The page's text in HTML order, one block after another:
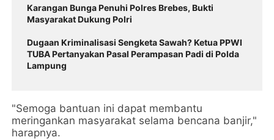
Karangan Bunga Penuhi Polres Brebes, Bukti
Masyarakat Dukung Polri
Dugaan Kriminalisasi Sengketa Sawah? Ketua PPWI
TUBA Pertanyakan Pasal Perampasan Padi di Polda
Lampung
"Semoga bantuan ini dapat membantu
meringankan masyarakat selama bencana banjir,"
harapnya.